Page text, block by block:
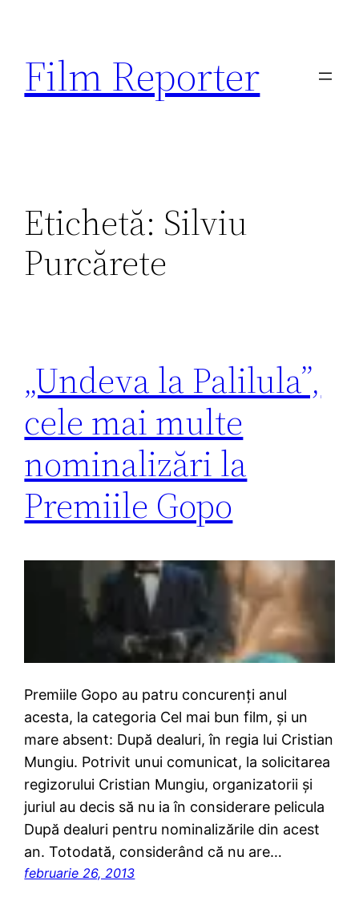
conținut
Film Reporter
Etichetă: Silviu
Purcărete
„Undeva la Palilula”,
cele mai multe
nominalizări la
Premiile Gopo
Premiile Gopo au patru concurenţi anul
acesta, la categoria Cel mai bun film, şi un
mare absent: După dealuri, în regia lui Cristian
Mungiu. Potrivit unui comunicat, la solicitarea
regizorului Cristian Mungiu, organizatorii şi
juriul au decis să nu ia în considerare pelicula
După dealuri pentru nominalizările din acest
an. Totodată, considerând că nu are…
februarie 26, 2013